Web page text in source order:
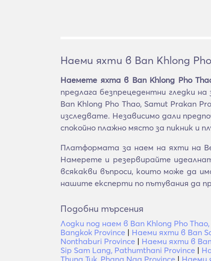
Наеми яхти в Ban Khlong
Наемете яхта в Ban Khlong Pho
предлага безпрецедентни гледки
Ban Khlong Pho Thao, Samut Prakan
изследвате. Независимо дали
спокойно плажно място за пикник
Платформата за наем на яхти на
Намерете и резервирайте
всякакви въпроси, които може да
нашите експерти по пътувания да
Подобни търсения
Лодки под наем в Ban Khlong Pho
Bangkok Province | Наеми яхти в Ban
Nonthaburi Province | Наеми яхти в
Sip Sam Lang, Pathumthani Province |
Thung Tuk, Phang Nga Province | Наеми